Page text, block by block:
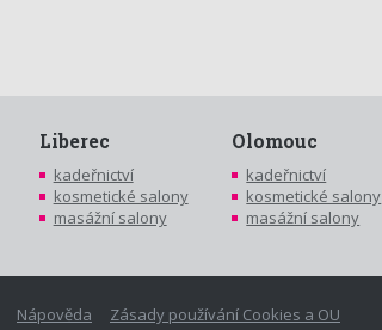
Liberec
kadeřnictví
kosmetické salony
masážní salony
Olomouc
kadeřnictví
kosmetické salony
masážní salony
Nápověda Zásady používání Cookies a OU